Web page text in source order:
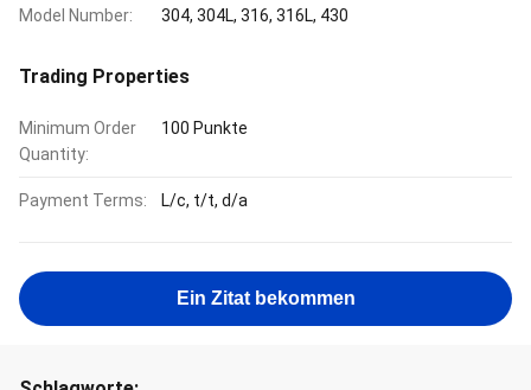
Model Number: 304, 304L, 316, 316L, 430
Trading Properties
Minimum Order
Quantity:
100 Punkte
Payment Terms: L/c, t/t, d/a
Ein Zitat bekommen